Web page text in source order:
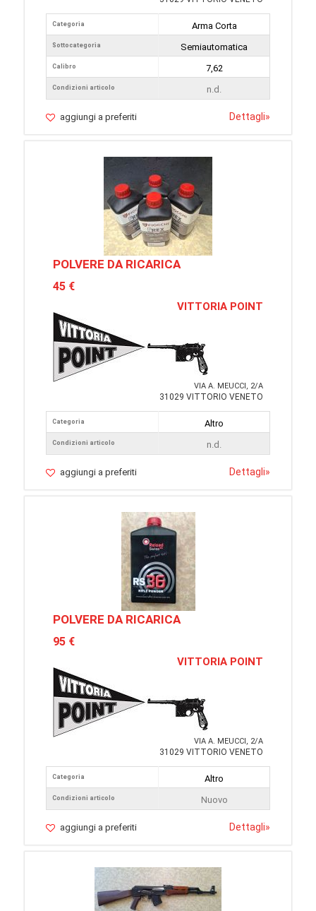
Categoria
Sottocategoria
Calibro
Condizioni articolo
Arma Corta
Semiautomatica
7,62
n.d.
aggiungi a preferiti Dettagli»
POLVERE DA RICARICA
45 €
VITTORIA POINT
VIA A. MEUCCI, 2/A
31029 VITTORIO VENETO
Categoria
Condizioni articolo
Altro
n.d.
aggiungi a preferiti Dettagli»
POLVERE DA RICARICA
95 €
VITTORIA POINT
VIA A. MEUCCI, 2/A
31029 VITTORIO VENETO
Categoria
Condizioni articolo
Altro
Nuovo
aggiungi a preferiti Dettagli»